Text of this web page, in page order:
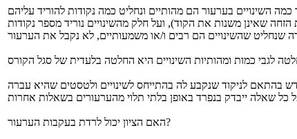
האם הציון יכול לרדת בעקבות הערעור?